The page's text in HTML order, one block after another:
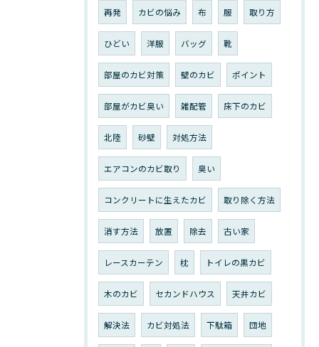
再発 カビの悩み 布 服 取り方
ひどい 洋服 バッグ 靴
部屋のカビ対策 壁のカビ ポイント
部屋がカビ臭い 雑配管 床下のカビ
北陸 砂壁 対処方法
エアコンのカビ取り 臭い
コンクリートに生えたカビ 取り除く方法
消す方法 放置 除去 古い家
レースカーテン 枕 トイレの黒カビ
木のカビ セカンドハウス 天井カビ
解決法 カビ対処法 下駄箱 団地